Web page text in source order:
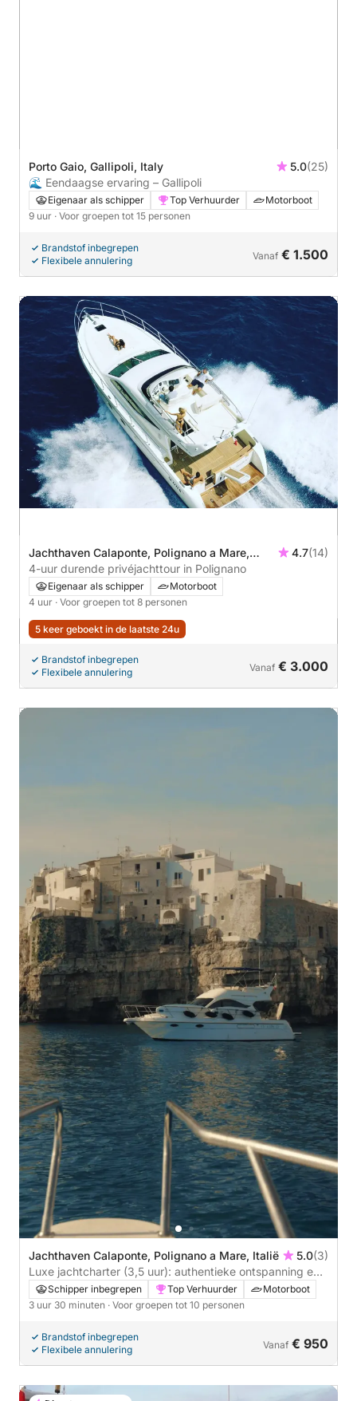
Porto Gaio, Gallipoli, Italy 5.0(25)
🌊 Eendaagse ervaring – Gallipoli
Eigenaar als schipper Top Verhuurder
Motorboot
9 uur · Voor groepen tot 15 personen
Brandstof inbegrepen
Flexibele annulering
Vanaf € 1.500
Jachthaven Calaponte, Polignano a Mare,
Italië
4.7(14)
4-uur durende privéjachttour in Polignano
Eigenaar als schipper
Motorboot
4 uur · Voor groepen tot 8 personen
5 keer geboekt in de laatste 24u
Brandstof inbegrepen
Flexibele annulering
Vanaf € 3.000
Jachthaven Calaponte, Polignano a Mare, Italië 5.0(3)
Luxe jachtcharter (3,5 uur): authentieke ontspanning en
de stijl van Puglia
Schipper inbegrepen Top Verhuurder
Motorboot
3 uur 30 minuten · Voor groepen tot 10 personen
Brandstof inbegrepen
Flexibele annulering
Vanaf € 950